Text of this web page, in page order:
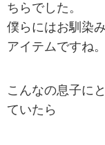
ちらでした。
僕らにはお馴染
アイテムですね。
こんなの息子に
ていたら